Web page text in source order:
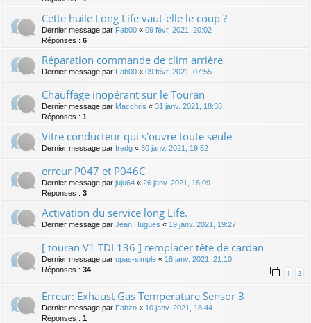
Cette huile Long Life vaut-elle le coup ?
Dernier message par Fab00 « 09 févr. 2021, 20:02
Réponses : 6
Réparation commande de clim arrière
Dernier message par Fab00 « 09 févr. 2021, 07:55
Chauffage inopérant sur le Touran
Dernier message par Macchris « 31 janv. 2021, 18:38
Réponses : 1
Vitre conducteur qui s'ouvre toute seule
Dernier message par fredg « 30 janv. 2021, 19:52
erreur P047 et P046C
Dernier message par juju64 « 26 janv. 2021, 18:09
Réponses : 3
Activation du service long Life.
Dernier message par Jean Hugues « 19 janv. 2021, 19:27
[ touran V1 TDI 136 ] remplacer tête de cardan
Dernier message par cpas-simple « 18 janv. 2021, 21:10
Réponses : 34 1 2
Erreur: Exhaust Gas Temperature Sensor 3
Dernier message par Fabzo « 10 janv. 2021, 18:44
Réponses : 1